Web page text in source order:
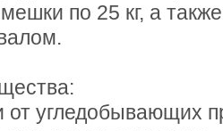
по 25 кг, а
от угледобывающих